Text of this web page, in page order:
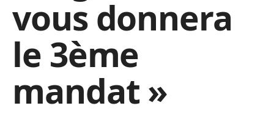
vous donnera
le 3ème
mandat »